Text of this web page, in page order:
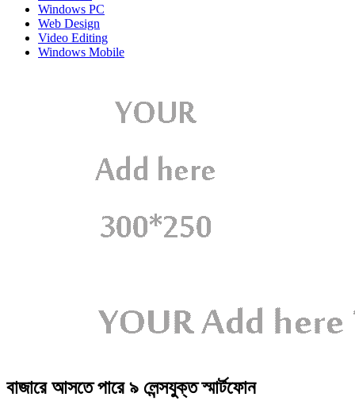
Windows PC
Web Design
Video Editing
Windows Mobile
বাজারে আসতে পারে ৯ লেন্সযুক্ত স্মার্টফোন